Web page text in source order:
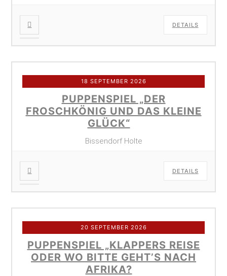
DETAILS
18 SEPTEMBER 2026
PUPPENSPIEL „DER
FROSCHKÖNIG UND DAS KLEINE
GLÜCK“
Bissendorf Holte
DETAILS
20 SEPTEMBER 2026
PUPPENSPIEL „KLAPPERS REISE
ODER WO BITTE GEHT’S NACH
AFRIKA?